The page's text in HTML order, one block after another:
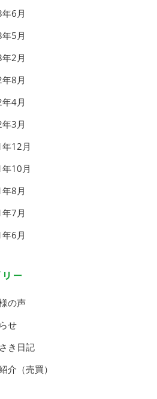
6月
5月
2月
8月
4月
3月
12月
10月
8月
7月
6月
ー
の声
せ
き日記
介（売買）